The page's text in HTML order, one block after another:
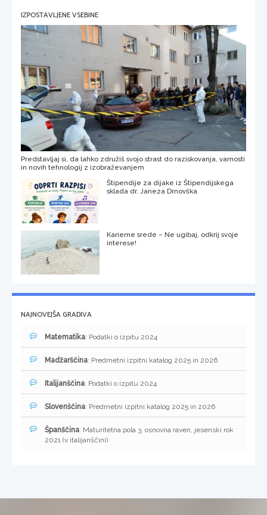
IZPOSTAVLJENE VSEBINE
Predstavljaj si, da lahko združiš svojo strast do raziskovanja, varnosti
in novih tehnologij z izobraževanjem
Štipendije za dijake iz Štipendijskega
sklada dr. Janeza Drnovška
Karierne srede – Ne ugibaj, odkrij svoje
interese!
NAJNOVEJŠA GRADIVA
Matematika: Podatki o izpitu 2024
Madžarščina: Predmetni izpitni katalog 2025 in 2026
Italijanščina: Podatki o izpitu 2024
Slovenščina: Predmetni izpitni katalog 2025 in 2026
Španščina: Maturitetna pola 3, osnovna raven, jesenski rok
2021 (v italijanščini)